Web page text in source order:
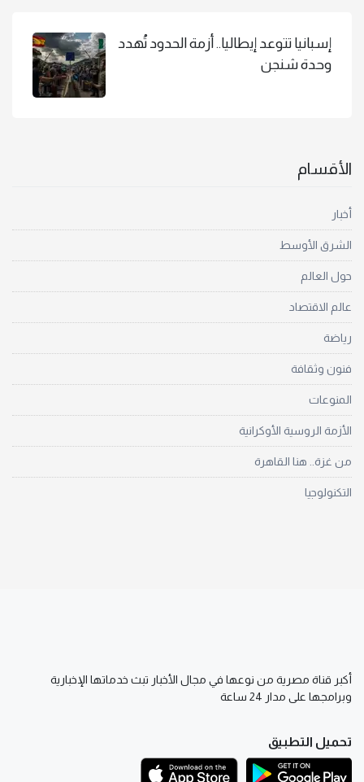
إسبانيا تتوعد إيطاليا.. أزمة الحدود تُهدد
وحدة شنجن
الأقسام
أخبار
الشرق الأوسط
حول العالم
عالم الاقتصاد
رياضة
فنون وثقافة
المنوعات
الأزمة الروسية الأوكرانية
من غزة.. هنا القاهرة
التكنولوجيا
أكبر قناة مصرية من نوعها في مجال الأخبار تبث خدماتها الإخبارية
وبرامجها على مدار 24 ساعة
تحميل التطبيق